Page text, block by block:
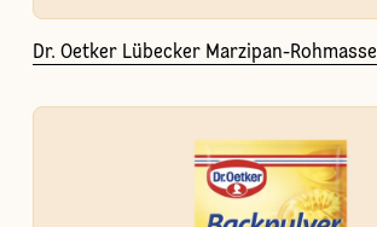
Dr. Oetker Lübecker Marzipan-Rohmasse